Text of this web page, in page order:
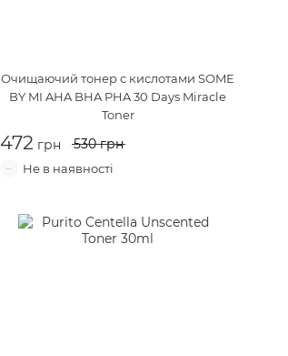
Очищаючий тонер с кислотами SOME
BY MI AHA BHA PHA 30 Days Miracle
Toner
530